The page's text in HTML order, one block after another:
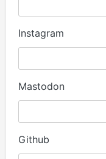
Instagram
Mastodon
Github